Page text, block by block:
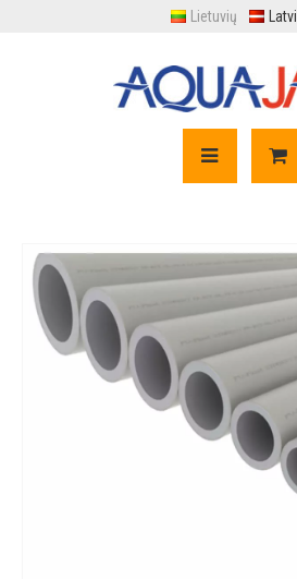
Lietuvių